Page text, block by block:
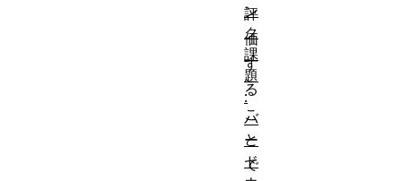
評
価
す
る
こ
と
で
ン
ク
課
題
:
バ
ー
ド